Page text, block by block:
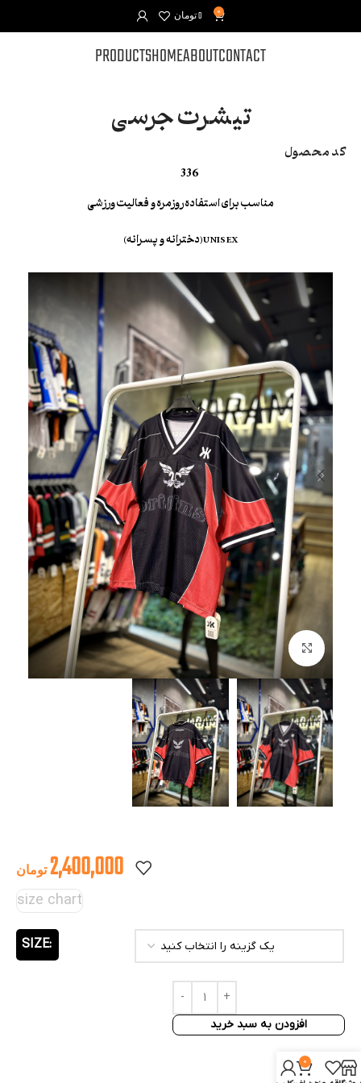
0
0 تومان
CONTACT
ABOUT
HOME
PRODUCTS
تیشرت جرسی
کد محصول
336
مناسب برای استفاده روزمره و فعالیت ورزشی
UNISEX(دخترانه و پسرانه)
بزرگنمایی تصویر
2,400,000 تومان
size chart
SIZE
افزودن به سبد خرید
0